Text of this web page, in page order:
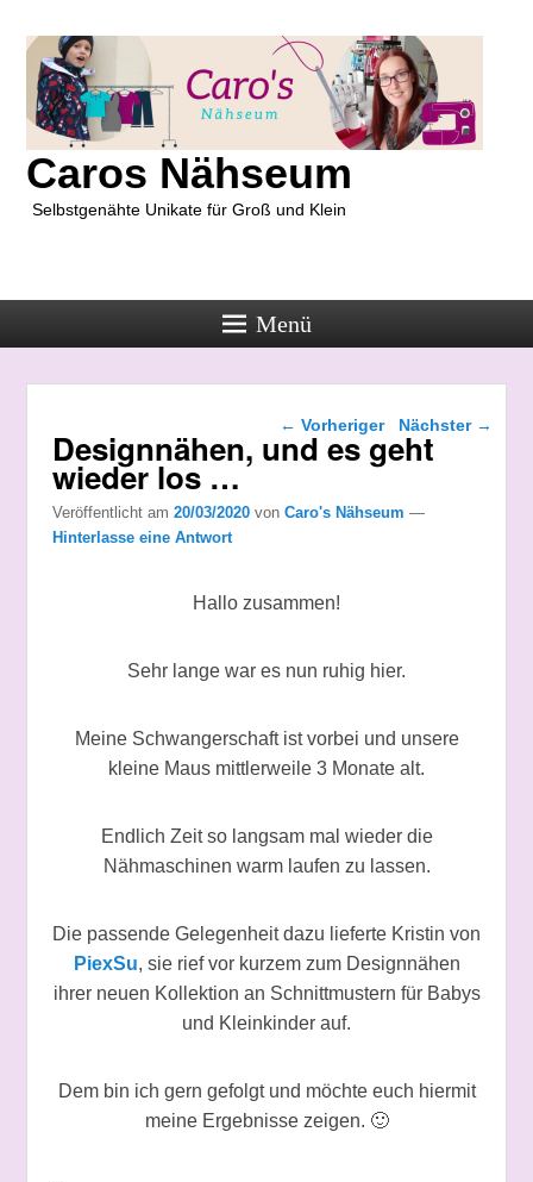
Caros Nähseum
Selbstgenähte Unikate für Groß und Klein
Menü
Beitragsnavigation
← Vorheriger Nächster →
Designnähen, und es geht
wieder los …
Veröffentlicht am 20/03/2020 von Caro's Nähseum —
Hinterlasse eine Antwort
Hallo zusammen!
Sehr lange war es nun ruhig hier.
Meine Schwangerschaft ist vorbei und unsere
kleine Maus mittlerweile 3 Monate alt.
Endlich Zeit so langsam mal wieder die
Nähmaschinen warm laufen zu lassen.
Die passende Gelegenheit dazu lieferte Kristin von
PiexSu, sie rief vor kurzem zum Designnähen
ihrer neuen Kollektion an Schnittmustern für Babys
und Kleinkinder auf.
Dem bin ich gern gefolgt und möchte euch hiermit
meine Ergebnisse zeigen. 🙂